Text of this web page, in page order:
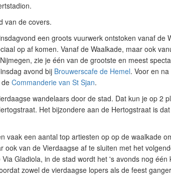
van de covers.
een groots vuurwerk ontstoken vanaf de
op af komen. Vanaf de Waalkade, maar ook
zie je één van de grootste en meest
avond bij Brouwerscafe de Hemel. Voor en
Commanderie van St Sjan.
wandelaars door de stad. Dat kun je op 2
Het bijzondere aan de Hertogstraat is
vaak een aantal top artiesten op op de waalkade
ook van de Vierdaagse af te sluiten met het
Gladiola, in de stad wordt het 's avonds nog
zowel de vierdaagse lopers als de feest